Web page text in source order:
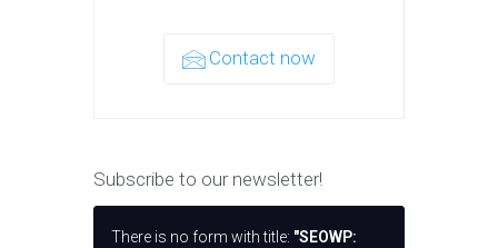
Contact now
Subscribe to our newsletter!
There is no form with title: "SEOWP: